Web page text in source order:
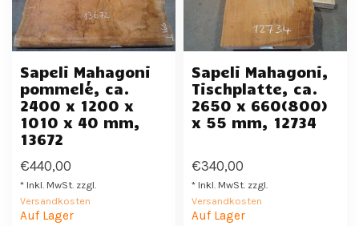
Sapeli Mahagoni
pommelé, ca.
2400 x 1200 x
1010 x 40 mm,
13672
€440,00
* Inkl. MwSt. zzgl.
Versandkosten
Auf Lager
Sapeli Mahagoni,
Tischplatte, ca.
2650 x 660(800)
x 55 mm, 12734
€340,00
* Inkl. MwSt. zzgl.
Versandkosten
Auf Lager